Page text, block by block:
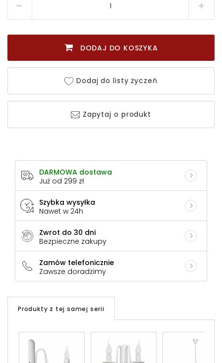
DODAJ DO KOSZYKA
Dodaj do listy życzeń
Zapytaj o produkt
DARMOWA dostawa
Już od 299 zł
Szybka wysyłka
Nawet w 24h
Zwrot do 30 dni
Bezpieczne zakupy
Zamów telefonicznie
Zawsze doradzimy
Produkty z tej samej serii